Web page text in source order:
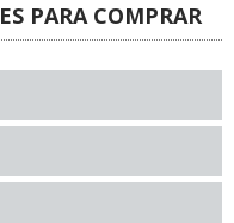
PARA COMPRAR